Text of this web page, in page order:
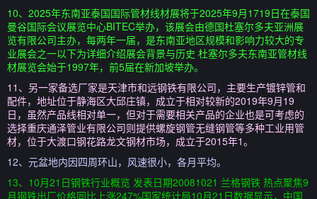
10、2025年东南亚泰国国际管材线材展将于2025年9月1719日在泰国
曼谷国际会议展览中心BITEC举办，该展会由德国杜塞尔多夫亚洲展
览有限公司主办，每两年一届，是东南亚地区规模和影响力较大的专
业展会之一以下为详细介绍展会背景与历史 杜塞尔多夫东南亚管材线
材展览会始于1997年，前5届在新加坡举办。
11、另一家备选厂家是天津市和远钢铁有限公司，主要生产镀锌管和
配件，地址位于静海区大邱庄镇，成立于相对较新的2019年9月19
日，虽然产品线相对单一，但对于需要相关产品的企业也是可考虑的
选择重庆通泽管业有限公司则提供螺旋钢管无缝钢管等多种工业用管
材，位于大渡口钢花路龙文钢材市场，成立于2015年1。
12、元盆地内因四周环山，风速很小，各月平均。
13、10月21日钢铁行业概览 发表日期20081021 兰格钢铁 热点聚焦9
月钢铁出厂价格同比上涨247%国家统计局10月21日数据显示，中国